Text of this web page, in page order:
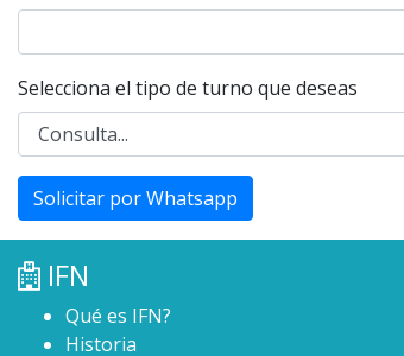
Selecciona el tipo de turno que deseas
Solicitar por Whatsapp
IFN
Qué es IFN?
Historia